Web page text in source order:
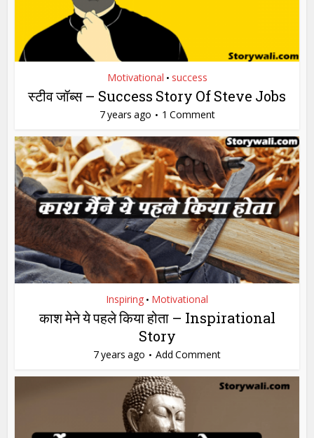
Motivational • success
स्टीव जॉब्स – Success Story Of Steve Jobs
7 years ago 1 Comment
Inspiring • Motivational
काश मेने ये पहले किया होता – Inspirational
Story
7 years ago Add Comment